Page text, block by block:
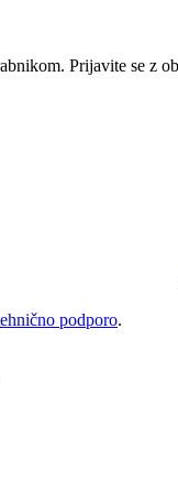
Prijavite se z
podporo.